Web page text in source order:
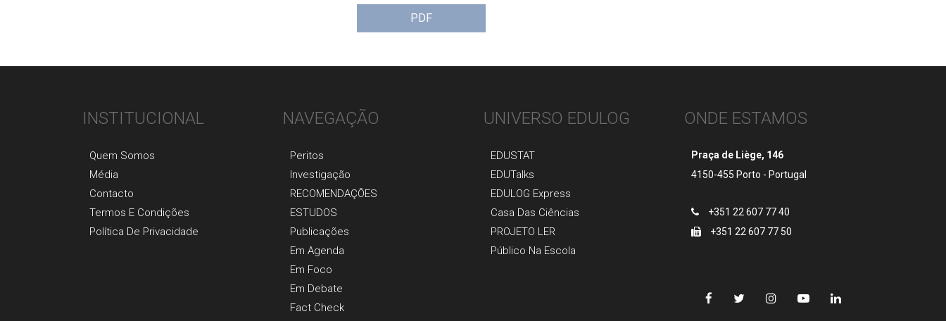
PDF
INSTITUCIONAL
Quem Somos
Média
Contacto
Termos E Condições
Política De Privacidade
NAVEGAÇÃO
Peritos
Investigaçãо
RECOMENDAÇÕES
ESTUDOS
Publicaçõеs
Em Agenda
Em Foco
Em Debate
Fact Check
UNIVERSO EDULOG
EDUSTAT
EDUTalks
EDULOG Express
Casa Das Ciências
PROJETO LER
Público Na Escola
ONDE ESTAMOS
Praça de Liège, 146
4150-455 Porto - Portugal
+351 22 607 77 40
+351 22 607 77 50